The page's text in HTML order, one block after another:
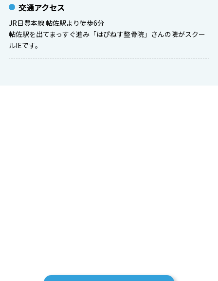
交通アクセス
JR日豊本線 帖佐駅より徒歩6分
帖佐駅を出てまっすぐ進み「はぴねす整骨院」さんの隣がスクー
ルIEです。